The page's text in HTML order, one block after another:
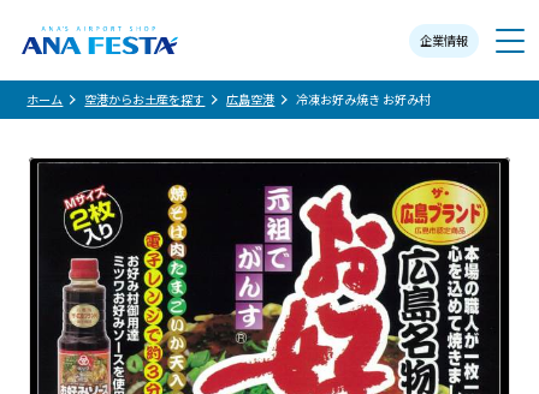
企業情報
メニュー
ホーム 空港からお土産を探す 広島空港 冷凍お好み焼き お好み村